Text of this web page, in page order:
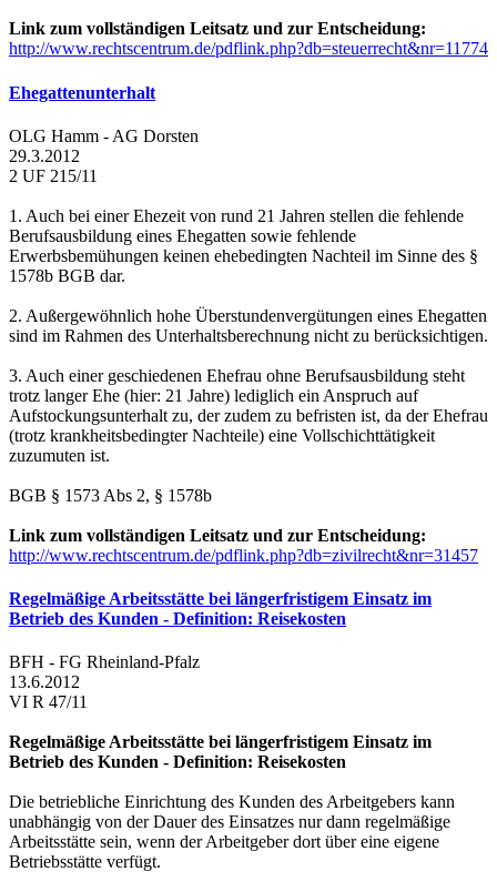
Link zum vollständigen Leitsatz und zur Entscheidung:
http://www.rechtscentrum.de/pdflink.php?db=steuerrecht&nr=11774
Ehegattenunterhalt
OLG Hamm - AG Dorsten
29.3.2012
2 UF 215/11
1. Auch bei einer Ehezeit von rund 21 Jahren stellen die fehlende
Berufsausbildung eines Ehegatten sowie fehlende
Erwerbsbemühungen keinen ehebedingten Nachteil im Sinne des §
1578b BGB dar.
2. Außergewöhnlich hohe Überstundenvergütungen eines Ehegatten
sind im Rahmen des Unterhaltsberechnung nicht zu berücksichtigen.
3. Auch einer geschiedenen Ehefrau ohne Berufsausbildung steht
trotz langer Ehe (hier: 21 Jahre) lediglich ein Anspruch auf
Aufstockungsunterhalt zu, der zudem zu befristen ist, da der Ehefrau
(trotz krankheitsbedingter Nachteile) eine Vollschichttätigkeit
zuzumuten ist.
BGB § 1573 Abs 2, § 1578b
Link zum vollständigen Leitsatz und zur Entscheidung:
http://www.rechtscentrum.de/pdflink.php?db=zivilrecht&nr=31457
Regelmäßige Arbeitsstätte bei längerfristigem Einsatz im
Betrieb des Kunden - Definition: Reisekosten
BFH - FG Rheinland-Pfalz
13.6.2012
VI R 47/11
Regelmäßige Arbeitsstätte bei längerfristigem Einsatz im
Betrieb des Kunden - Definition: Reisekosten
Die betriebliche Einrichtung des Kunden des Arbeitgebers kann
unabhängig von der Dauer des Einsatzes nur dann regelmäßige
Arbeitsstätte sein, wenn der Arbeitgeber dort über eine eigene
Betriebsstätte verfügt.